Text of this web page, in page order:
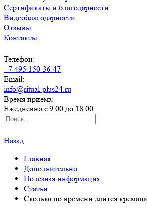
Сертификаты и благодарности
Видеоблагодарности
Отзывы
Контакты
Телефон:
+7 495 150-36-47
Email:
info@ritual-plus24.ru
Время приема:
Ежедневно с 9:00 до 18:00
Назад
Главная
Дополнительно
Полезная информация
Статьи
Сколько по времени длится